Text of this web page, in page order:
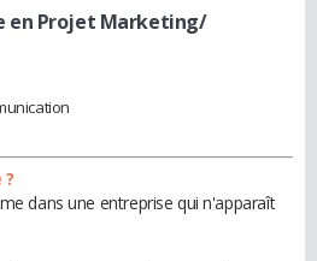
en Projet Marketing/
dans une entreprise qui n'apparaît